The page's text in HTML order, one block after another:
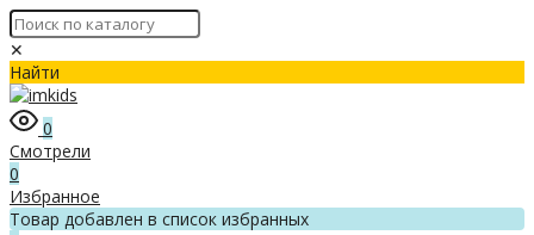
✕
Найти
0
Смотрели
0
Избранное
Товар добавлен в список избранных